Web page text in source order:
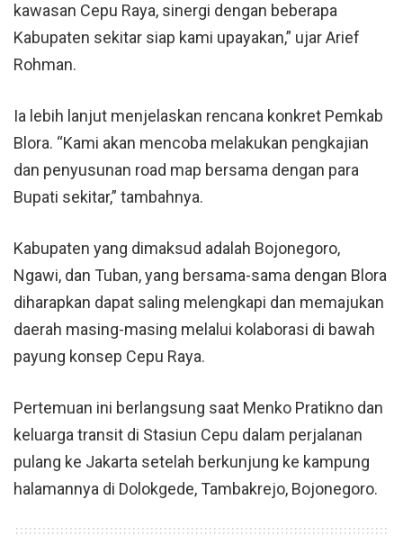
kawasan Cepu Raya, sinergi dengan beberapa
Kabupaten sekitar siap kami upayakan,” ujar Arief
Rohman.
Ia lebih lanjut menjelaskan rencana konkret Pemkab
Blora. “Kami akan mencoba melakukan pengkajian
dan penyusunan road map bersama dengan para
Bupati sekitar,” tambahnya.
Kabupaten yang dimaksud adalah Bojonegoro,
Ngawi, dan Tuban, yang bersama-sama dengan Blora
diharapkan dapat saling melengkapi dan memajukan
daerah masing-masing melalui kolaborasi di bawah
payung konsep Cepu Raya.
Pertemuan ini berlangsung saat Menko Pratikno dan
keluarga transit di Stasiun Cepu dalam perjalanan
pulang ke Jakarta setelah berkunjung ke kampung
halamannya di Dolokgede, Tambakrejo, Bojonegoro.